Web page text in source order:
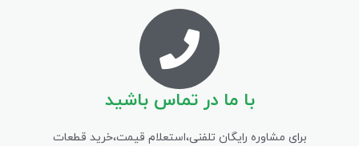
با ما در تماس باشید
برای مشاوره رایگان تلفنی،‌استعلام قیمت،‌خرید قطعات